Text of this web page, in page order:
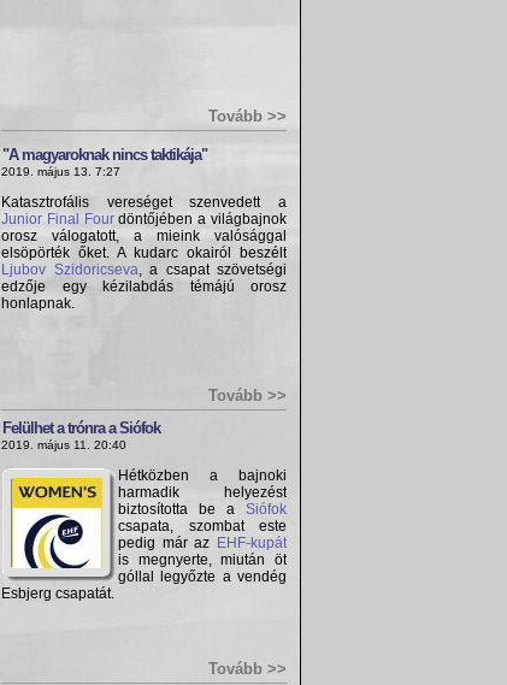
Tovább >>
"A magyaroknak nincs taktikája"
2019. május 13. 7:27
Katasztrofális vereséget szenvedett a
Junior Final Fourdöntőjében a világbajnok
orosz válogatott, a mieink valósággal
elsöpörték őket. A kudarc okairól beszélt
Ljubov Szidoricseva, a csapat szövetségi
edzője egy kézilabdás témájú orosz
honlapnak.
Tovább >>
Felülhet a trónra a Siófok
2019. május 11. 20:40
Hétközben a bajnoki
harmadik helyezést
biztosította be a Siófok
csapata, szombat este
pedig már az EHF-kupát
is megnyerte, miután öt
góllal legyőzte a vendég
Esbjerg csapatát.
Tovább >>